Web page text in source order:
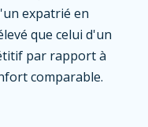
expatrié en
que celui d'un
par rapport à
comparable.